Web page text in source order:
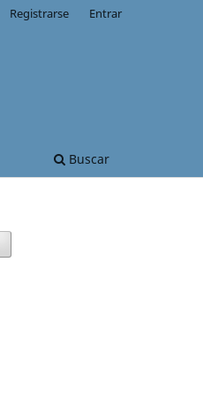
Buscar
Registrarse Entrar